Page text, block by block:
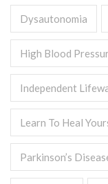
Dysautonomia
High Blood
Independent
Learn To Heal
Parkinson’s